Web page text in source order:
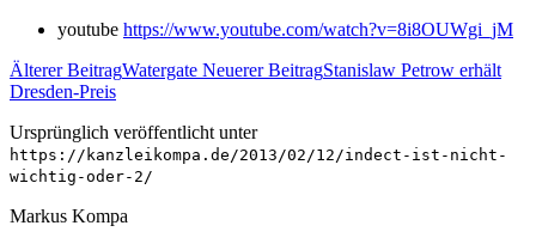
youtube https://www.youtube.com/watch?v=8i8OUWgi_jM
Älterer BeitragWatergate Neuerer BeitragStanislaw Petrow erhält
Dresden-Preis
Ursprünglich veröffentlicht unter
https://kanzleikompa.de/2013/02/12/indect-ist-nicht-
wichtig-oder-2/
Markus Kompa